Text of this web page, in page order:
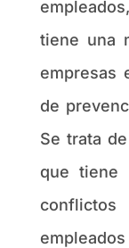
tiene una
empresas
de
Se trata
que tiene